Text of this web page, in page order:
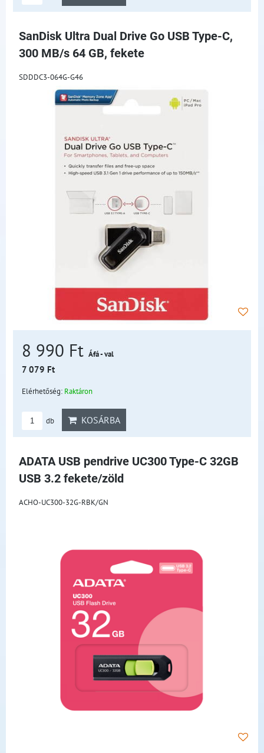
SanDisk Ultra Dual Drive Go USB Type-C,
300 MB/s 64 GB, fekete
SDDDC3-064G-G46
8 990 Ft Áfá - val
7 079 Ft
Elérhetőség: Raktáron
db KOSÁRBA
ADATA USB pendrive UC300 Type-C 32GB
USB 3.2 fekete/zöld
ACHO-UC300-32G-RBK/GN